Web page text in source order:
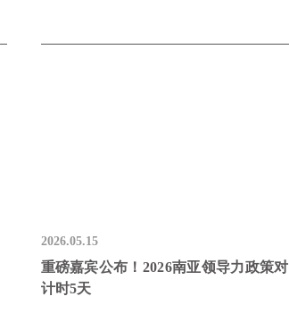
2026.05.15
重磅嘉宾公布！2026南亚领导力政策
计时5天